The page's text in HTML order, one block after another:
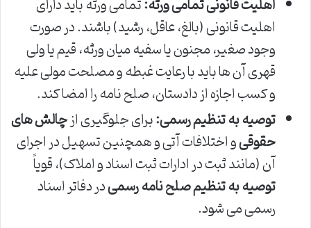
اهلیت قانونی تمامی ورثه:تمامی ورثه باید دارای
اهلیت قانونی (بالغ، عاقل، رشید) باشند. در صورت
وجود صغیر، مجنون یا سفیه میان ورثه، قیم یا ولی
قهری آن ها باید با رعایت غبطه و مصلحت مولی علیه
و کسب اجازه از دادستان، صلح نامه را امضا کند.
توصیه به تنظیم رسمی:برای جلوگیری ازچالش های
حقوقیو اختلافات آتی و همچنین تسهیل در اجرای
آن (مانند ثبت در ادارات ثبت اسناد و املاک)، قویاً
توصیه به تنظیم صلح نامه رسمیدر دفاتر اسناد
رسمی می شود.